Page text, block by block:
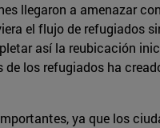
llegaron a amenazar
el flujo de refugiados
así la reubicación
los refugiados ha
ya que los